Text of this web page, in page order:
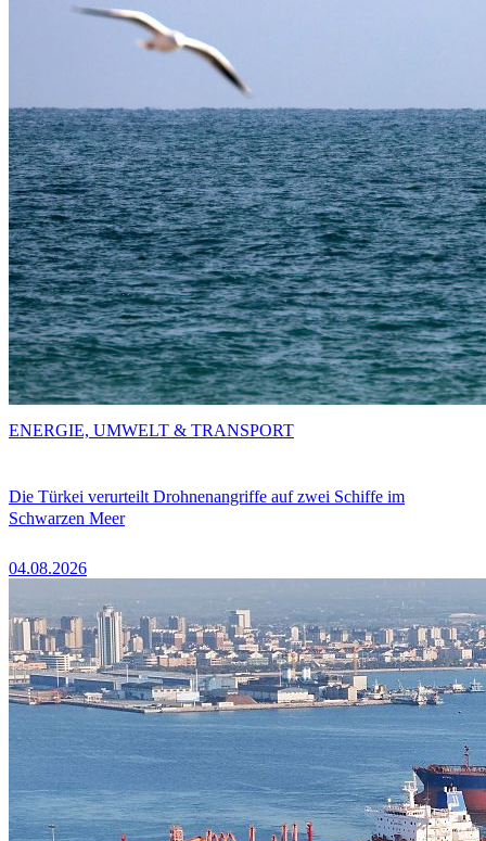
Die Türkei verurteilt Drohnenangriffe auf zwei Schiffe im
Schwarzen Meer
04.08.2026
ENERGIE, UMWELT & TRANSPORT